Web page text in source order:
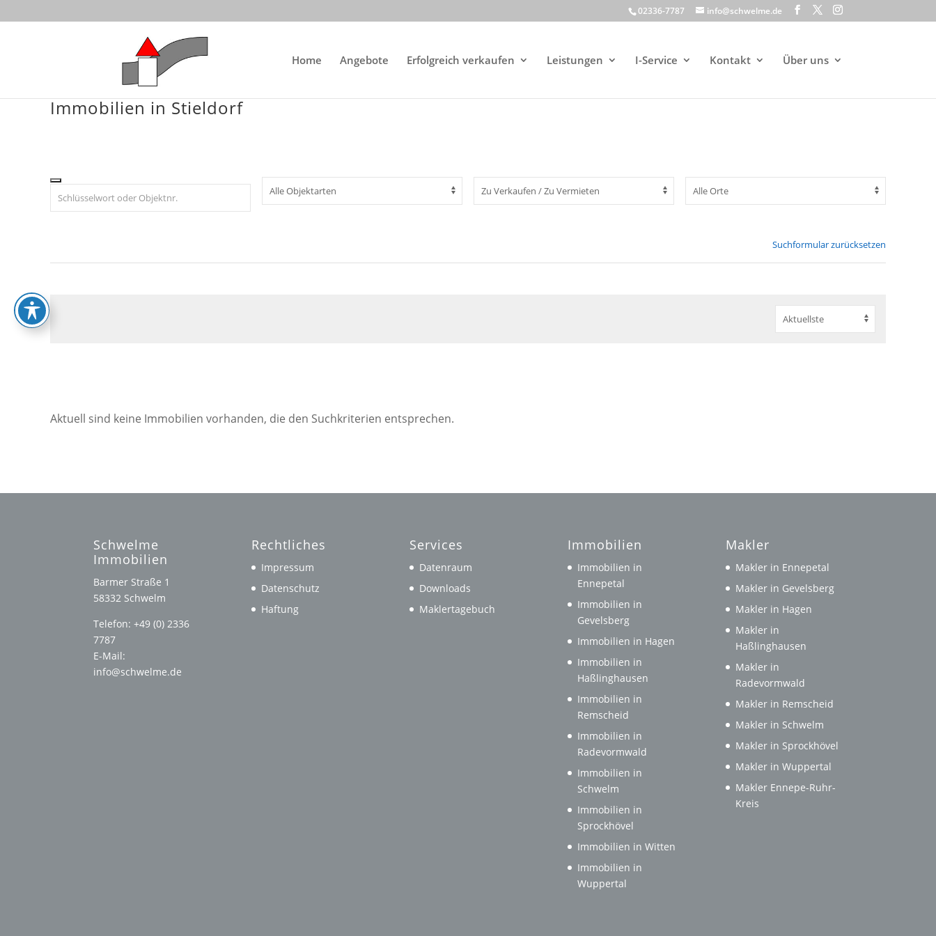
to
02336-7787 info@schwelme.de
Home Angebote Erfolgreich verkaufen Leistungen I-Service Kontakt Über uns
Immobilien in Stieldorf
Suchformular zurücksetzen
Aktuell sind keine Immobilien vorhanden, die den Suchkriterien entsprechen.
Schwelme
Immobilien
Barmer Straße 1
58332 Schwelm
Telefon: +49 (0) 2336
7787
E-Mail:
info@schwelme.de
Rechtliches
Impressum
Datenschutz
Haftung
Services
Datenraum
Downloads
Maklertagebuch
Immobilien
Immobilien in
Ennepetal
Immobilien in
Gevelsberg
Immobilien in Hagen
Immobilien in
Haßlinghausen
Immobilien in
Remscheid
Immobilien in
Radevormwald
Immobilien in
Schwelm
Immobilien in
Sprockhövel
Immobilien in Witten
Immobilien in
Wuppertal
Makler
Makler in Ennepetal
Makler in Gevelsberg
Makler in Hagen
Makler in
Haßlinghausen
Makler in
Radevormwald
Makler in Remscheid
Makler in Schwelm
Makler in Sprockhövel
Makler in Wuppertal
Makler Ennepe-Ruhr-
Kreis